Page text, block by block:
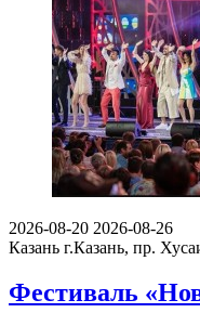
2026-08-20 2026-08-26
Казань г.Казань, пр.
Фестиваль